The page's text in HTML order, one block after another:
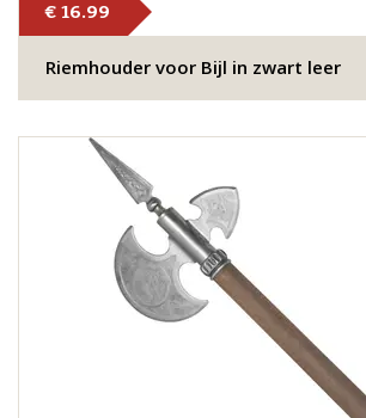
€ 16.99
Riemhouder voor Bijl in zwart leer